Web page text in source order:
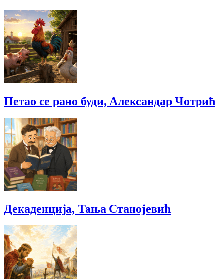
Петао се рано буди, Александар Чотрић
Декаденција, Тања Станојевић